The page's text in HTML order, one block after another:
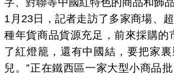
字、對聯等中國紅特色的商品和飾
1月23日，記者走訪了多家商場、
種年貨商品貨源充足，前來採購的
了紅燈籠，還有中國結，要把家
兒。”正在鐵西區一家大型小商品